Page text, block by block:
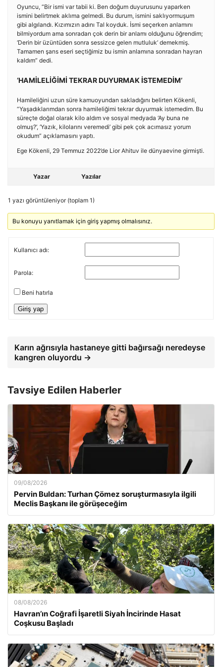
Oyuncu, “Bir ismi var tabii ki. Ben doğum duyurusunu yaparken
ismini belirtmek aklıma gelmedi. Bu durum, ismini saklıyormuşum
gibi algılandı. Kızımızın adını Tal koyduk. İsmi seçerken anlamını
bilmiyordum ama sonradan çok derin bir anlamı olduğunu öğrendim;
‘Derin bir üzüntüden sonra sessizce gelen mutluluk’ demekmiş.
Tamamen şans eseri seçtiğimiz bu ismin anlamına sonradan hayran
kaldım” dedi.
‘HAMİLELİĞİMİ TEKRAR DUYURMAK İSTEMEDİM’
Hamileliğini uzun süre kamuoyundan sakladığını belirten Kökenli,
“Yaşadıklarımdan sonra hamileliğimi tekrar duyurmak istemedim. Bu
süreçte doğal olarak kilo aldım ve sosyal medyada ‘Ay buna ne
olmuş?’, ‘Yazık, kilolarını veremedi’ gibi pek çok acımasız yorum
okudum” açıklamasını yaptı.
Ege Kökenli, 29 Temmuz 2022’de Lior Ahituv ile dünyaevine girmişti.
Yazar Yazılar
1 yazı görüntüleniyor (toplam 1)
Bu konuyu yanıtlamak için giriş yapmış olmalısınız.
Kullanıcı adı:
Parola:
Beni hatırla
Giriş yap
Karın ağrısıyla hastaneye gitti bağırsağı neredeyse
kangren oluyordu →
Tavsiye Edilen Haberler
09/08/2026
Pervin Buldan: Turhan Çömez soruşturmasıyla ilgili
Meclis Başkanı ile görüşeceğim
08/08/2026
Havran’ın Coğrafi İşaretli Siyah İncirinde Hasat
Coşkusu Başladı